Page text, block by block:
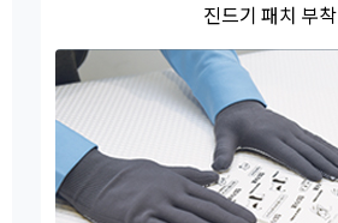
진드기 패치 부착